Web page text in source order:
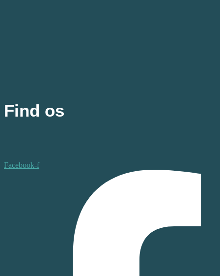
Find os
Facebook-f